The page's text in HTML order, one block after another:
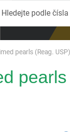
pearls (Reag.
Hledejte podle